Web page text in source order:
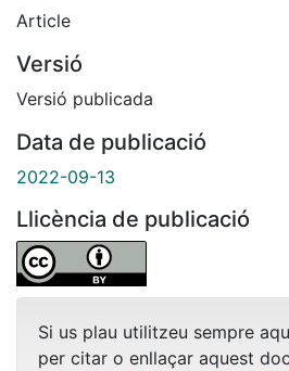
Article
Versió
Versió publicada
Data de publicació
2022-09-13
Llicència de publicació
Si us plau utilitzeu sempre
per citar o enllaçar aquest